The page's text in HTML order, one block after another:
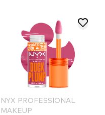
NYX PROFESSIONAL
MAKEUP